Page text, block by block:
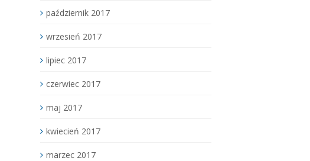
październik 2017
wrzesień 2017
lipiec 2017
czerwiec 2017
maj 2017
kwiecień 2017
marzec 2017